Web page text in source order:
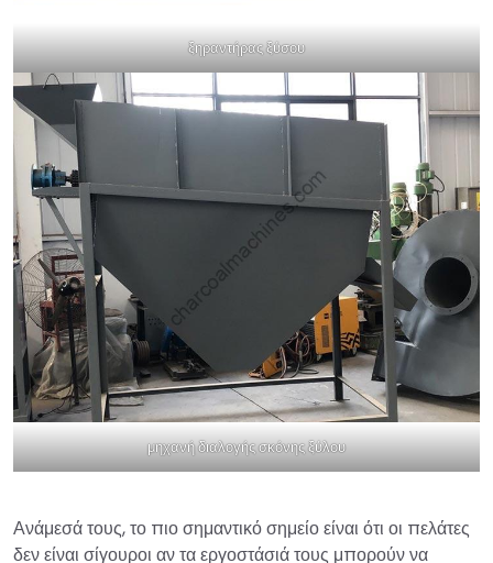
ξηραντήρας ξύσου
μηχανή διαλογής σκόνης ξύλου
Ανάμεσά τους, το πιο σημαντικό σημείο είναι ότι οι πελάτες
δεν είναι σίγουροι αν τα εργοστάσιά τους μπορούν να